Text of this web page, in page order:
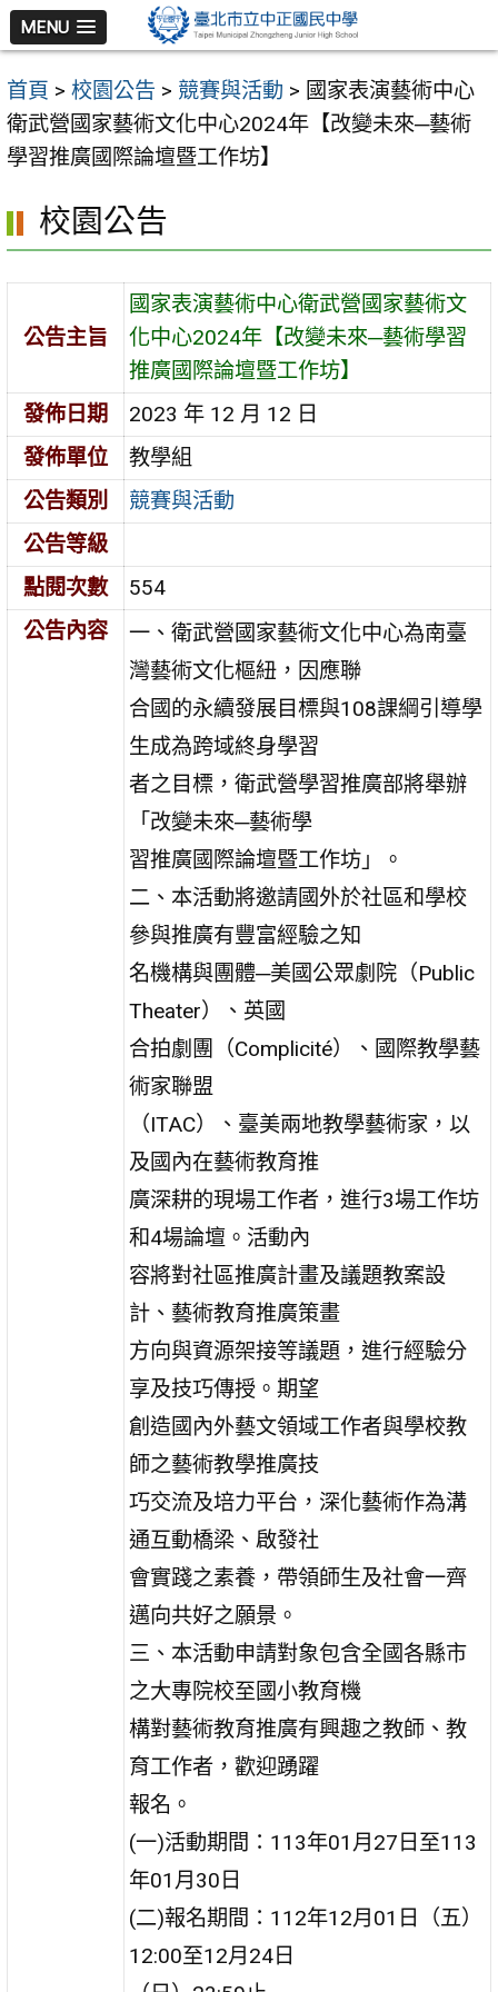
跳
至
主
要
內
區
MENU
首頁 > 校園公告 > 競賽與活動 > 國家表演藝術中心
衛武營國家藝術文化中心2024年【改變未來─藝術
學習推廣國際論壇暨工作坊】
校園公告
公告主旨
國家表演藝術中心衛武營國家藝術文
化中心2024年【改變未來─藝術學習
推廣國際論壇暨工作坊】
發佈日期
2023 年 12 月 12 日
發佈單位
教學組
公告類別
競賽與活動
公告等級
點閱次數
554
公告內容
一、衛武營國家藝術文化中心為南臺
灣藝術文化樞紐，因應聯
合國的永續發展目標與108課綱引導學
生成為跨域終身學習
者之目標，衛武營學習推廣部將舉辦
「改變未來─藝術學
習推廣國際論壇暨工作坊」。
二、本活動將邀請國外於社區和學校
參與推廣有豐富經驗之知
名機構與團體─美國公眾劇院（Public
Theater）、英國
合拍劇團（Complicité）、國際教學藝
術家聯盟
（ITAC）、臺美兩地教學藝術家，以
及國內在藝術教育推
廣深耕的現場工作者，進行3場工作坊
和4場論壇。活動內
容將對社區推廣計畫及議題教案設
計、藝術教育推廣策畫
方向與資源架接等議題，進行經驗分
享及技巧傳授。期望
創造國內外藝文領域工作者與學校教
師之藝術教學推廣技
巧交流及培力平台，深化藝術作為溝
通互動橋梁、啟發社
會實踐之素養，帶領師生及社會一齊
邁向共好之願景。
三、本活動申請對象包含全國各縣市
之大專院校至國小教育機
構對藝術教育推廣有興趣之教師、教
育工作者，歡迎踴躍
報名。
(一)活動期間：113年01月27日至113
年01月30日
(二)報名期間：112年12月01日（五）
12:00至12月24日